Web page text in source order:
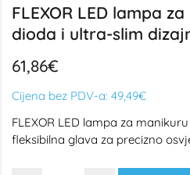
FLEXOR LED lampa
dioda i ultra-slim
61,86€
Cijena bez PDV-a: 49,49€
FLEXOR LED lampa za
fleksibilna glava za precizno